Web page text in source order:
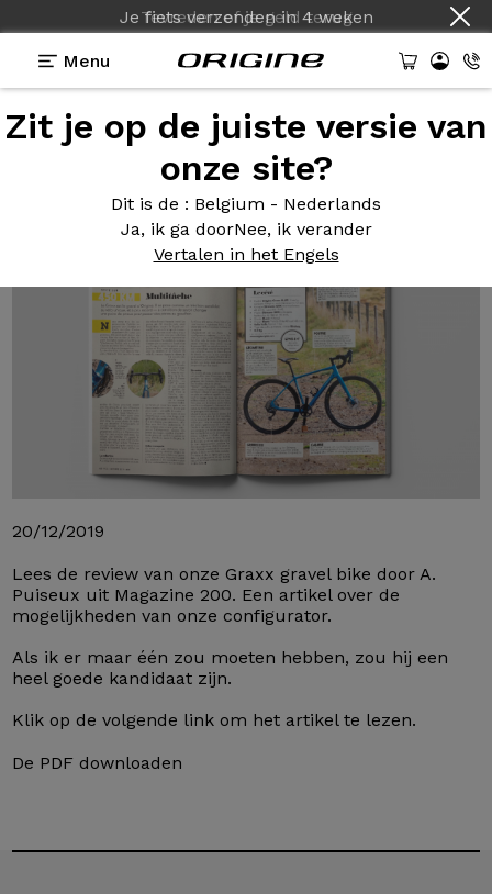
Je fiets verzendenin4 weken
Menu
Zit je op de juiste versie van
onze site?
Dit is de : Belgium - Nederlands
Ja, ik ga doorNee, ik verander
Vertalen in het Engels
Tests van Origine fietsen > Graxx : Multitasking
Graxx : Multitasking
20/12/2019
Lees de review van onze Graxx gravel bike door A.
Puiseux uit Magazine 200. Een artikel over de
mogelijkheden van onze configurator.
Als ik er maar één zou moeten hebben, zou hij een
heel goede kandidaat zijn.
Klik op de volgende link om het artikel te lezen.
De PDF downloaden